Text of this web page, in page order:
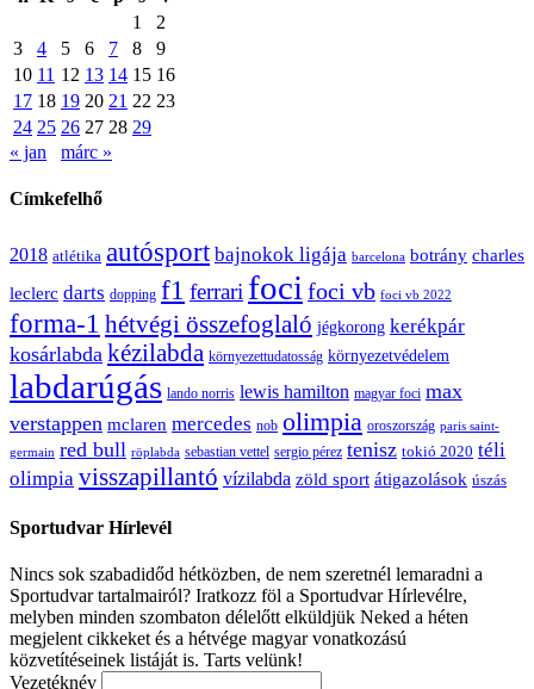
1
2
3
4 5 6 7 8
9
10 11 12 13 14 15 16
17 18 19 20 21 22 23
24 25 26 27 28 29
« jan
márc »
Címkefelhő
2018 atlétika autósport bajnokok ligája barcelona botrány charles
leclerc darts dopping f1 ferrari foci foci vb foci vb 2022
forma-1 hétvégi összefoglaló jégkorong kerékpár
kosárlabda kézilabda környezettudatosság környezetvédelem
labdarúgás lando norris lewis hamilton magyar foci max
verstappen mclaren mercedes nob olimpia oroszország paris saint-
germain red bull röplabda sebastian vettel sergio pérez tenisz tokió 2020 téli
olimpia visszapillantó vízilabda zöld sport átigazolások úszás
Sportudvar Hírlevél
Nincs sok szabadidőd hétközben, de nem szeretnél lemaradni a
Sportudvar tartalmairól? Iratkozz föl a Sportudvar Hírlevélre,
melyben minden szombaton délelőtt elküldjük Neked a héten
megjelent cikkeket és a hétvége magyar vonatkozású
közvetítéseinek listáját is. Tarts velünk!
Vezetéknév